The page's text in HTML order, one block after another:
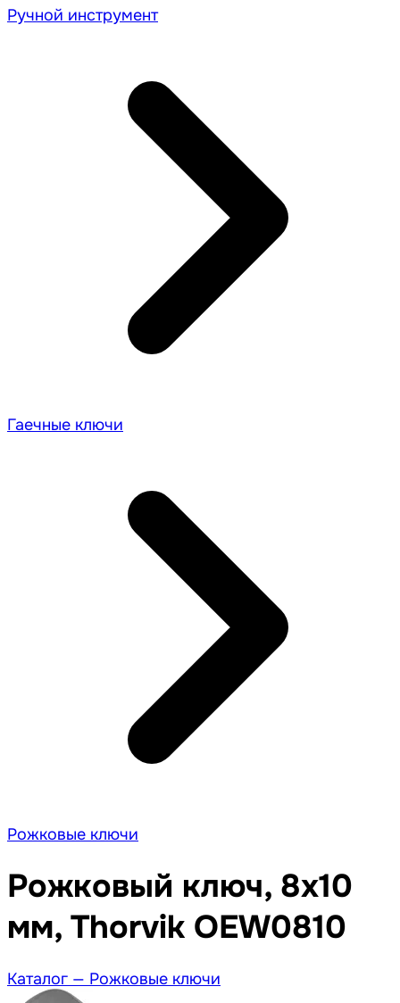
Ручной инструмент
Гаечные ключи
Рожковые ключи
Рожковый ключ, 8x10
мм, Thorvik OEW0810
Каталог — Рожковые ключи